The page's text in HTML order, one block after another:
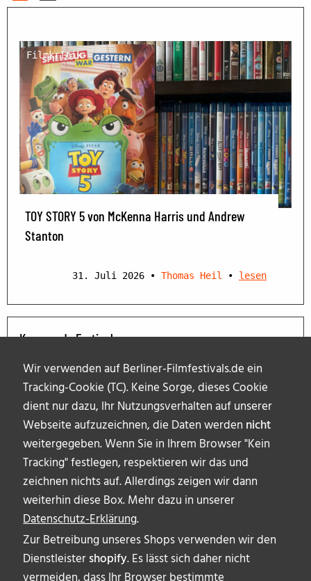
Wir verwenden auf Berliner-Filmfestivals.de ein
Tracking-Cookie (TC). Keine Sorge, dieses Cookie
dient nur dazu, Ihr Nutzungsverhalten auf unserer
Webseite aufzuzeichnen, die Daten werden nicht
weitergegeben. Wenn Sie in Ihrem Browser "Kein
Tracking" festlegen, respektieren wir das und
zeichnen nichts auf. Allerdings zeigen wir dann
weiterhin diese Box. Mehr dazu in unserer
Datenschutz-Erklärung.
Zur Betreibung unseres Shops verwenden wir den
Dienstleistershopify. Es lässt sich daher nicht
Filmkritik
TOY STORY 5 von McKenna Harris und Andrew
Stanton
31. Juli 2026 • Thomas Heil • lesen
Kommende Festivals